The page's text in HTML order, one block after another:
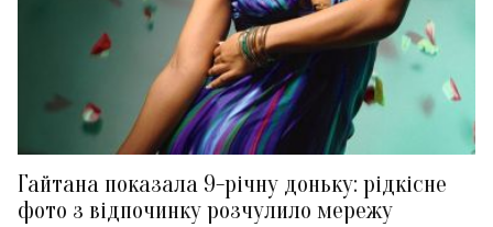
Гайтана показала 9-річну доньку: рідкісне
фото з відпочинку розчулило мережу